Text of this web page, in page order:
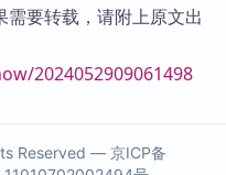
要转载，请附上原文出
2024052909061498
Reserved — 京ICP备